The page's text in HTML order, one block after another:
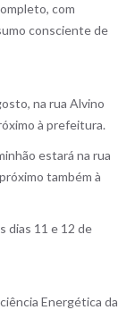
com
consciente de
na rua Alvino
à prefeitura.
estará na rua
também à
dias 11 e 12 de
Energética da